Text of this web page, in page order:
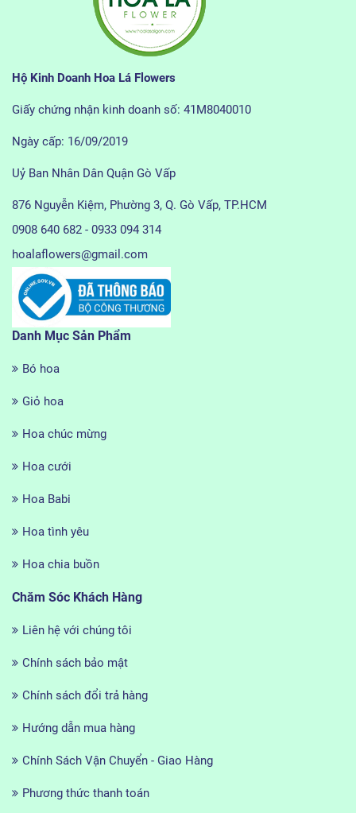
Hộ Kinh Doanh Hoa Lá Flowers
Giấy chứng nhận kinh doanh số: 41M8040010
Ngày cấp: 16/09/2019
Uỷ Ban Nhân Dân Quận Gò Vấp
876 Nguyễn Kiệm, Phường 3, Q. Gò Vấp, TP.HCM
0908 640 682 - 0933 094 314
hoalaflowers@gmail.com
Danh Mục Sản Phẩm
Bó hoa
Giỏ hoa
Hoa chúc mừng
Hoa cưới
Hoa Babi
Hoa tình yêu
Hoa chia buồn
Chăm Sóc Khách Hàng
Liên hệ với chúng tôi
Chính sách bảo mật
Chính sách đổi trả hàng
Hướng dẫn mua hàng
Chính Sách Vận Chuyển - Giao Hàng
Phương thức thanh toán